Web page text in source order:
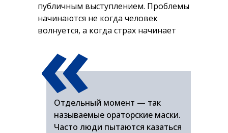
публичным выступлением. Проблемы
начинаются не когда человек
волнуется, а когда страх начинает
Отдельный момент — так
называемые ораторские маски.
Часто люди пытаются казаться
«